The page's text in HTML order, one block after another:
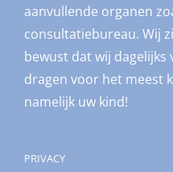
aanvullende organen
consultatiebureau. Wij
bewust dat wij
dragen voor het meest
namelijk uw kind!
PRIVACY